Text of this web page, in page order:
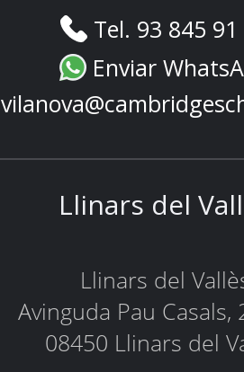
Tel. 93 845
Enviar
Llinars del
Llinars del
Avinguda Pau Casals,
08450 Llinars del